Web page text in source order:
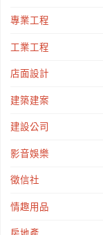
專業工程
工業工程
店面設計
建築建案
建設公司
影音娛樂
徵信社
情趣用品